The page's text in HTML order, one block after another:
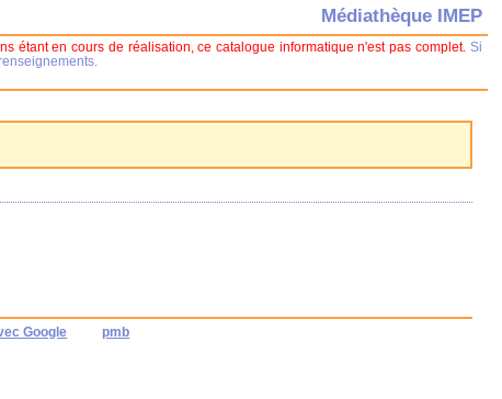
Google pmb
Médiathèque IMEP
étant en cours de réalisation, ce catalogue informatique n'est pas complet. Si